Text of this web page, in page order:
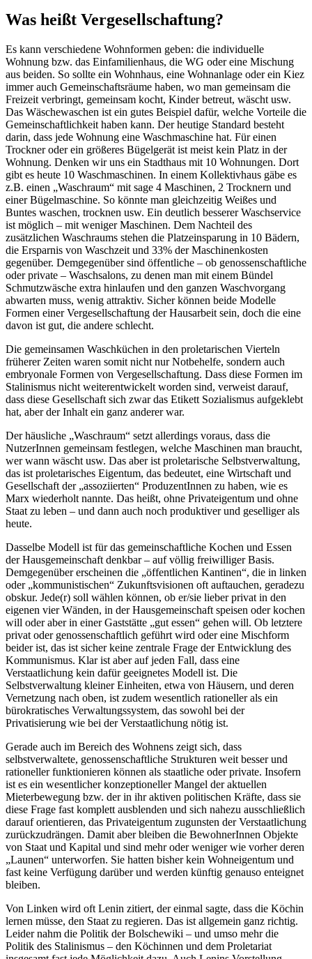
Was heißt Vergesellschaftung?
Es kann verschiedene Wohnformen geben: die individuelle
Wohnung bzw. das Einfamilienhaus, die WG oder eine Mischung
aus beiden. So sollte ein Wohnhaus, eine Wohnanlage oder ein Kiez
immer auch Gemeinschaftsräume haben, wo man gemeinsam die
Freizeit verbringt, gemeinsam kocht, Kinder betreut, wäscht usw.
Das Wäschewaschen ist ein gutes Beispiel dafür, welche Vorteile die
Gemeinschaftlichkeit haben kann. Der heutige Standard besteht
darin, dass jede Wohnung eine Waschmaschine hat. Für einen
Trockner oder ein größeres Bügelgerät ist meist kein Platz in der
Wohnung. Denken wir uns ein Stadthaus mit 10 Wohnungen. Dort
gibt es heute 10 Waschmaschinen. In einem Kollektivhaus gäbe es
z.B. einen „Waschraum“ mit sage 4 Maschinen, 2 Trocknern und
einer Bügelmaschine. So könnte man gleichzeitig Weißes und
Buntes waschen, trocknen usw. Ein deutlich besserer Waschservice
ist möglich – mit weniger Maschinen. Dem Nachteil des
zusätzlichen Waschraums stehen die Platzeinsparung in 10 Bädern,
die Ersparnis von Waschzeit und 33% der Maschinenkosten
gegenüber. Demgegenüber sind öffentliche – ob genossenschaftliche
oder private – Waschsalons, zu denen man mit einem Bündel
Schmutzwäsche extra hinlaufen und den ganzen Waschvorgang
abwarten muss, wenig attraktiv. Sicher können beide Modelle
Formen einer Vergesellschaftung der Hausarbeit sein, doch die eine
davon ist gut, die andere schlecht.
Die gemeinsamen Waschküchen in den proletarischen Vierteln
früherer Zeiten waren somit nicht nur Notbehelfe, sondern auch
embryonale Formen von Vergesellschaftung. Dass diese Formen im
Stalinismus nicht weiterentwickelt worden sind, verweist darauf,
dass diese Gesellschaft sich zwar das Etikett Sozialismus aufgeklebt
hat, aber der Inhalt ein ganz anderer war.
Der häusliche „Waschraum“ setzt allerdings voraus, dass die
NutzerInnen gemeinsam festlegen, welche Maschinen man braucht,
wer wann wäscht usw. Das aber ist proletarische Selbstverwaltung,
das ist proletarisches Eigentum, das bedeutet, eine Wirtschaft und
Gesellschaft der „assoziierten“ ProduzentInnen zu haben, wie es
Marx wiederholt nannte. Das heißt, ohne Privateigentum und ohne
Staat zu leben – und dann auch noch produktiver und geselliger als
heute.
Dasselbe Modell ist für das gemeinschaftliche Kochen und Essen
der Hausgemeinschaft denkbar – auf völlig freiwilliger Basis.
Demgegenüber erscheinen die „öffentlichen Kantinen“, die in linken
oder „kommunistischen“ Zukunftsvisionen oft auftauchen, geradezu
obskur. Jede(r) soll wählen können, ob er/sie lieber privat in den
eigenen vier Wänden, in der Hausgemeinschaft speisen oder kochen
will oder aber in einer Gaststätte „gut essen“ gehen will. Ob letztere
privat oder genossenschaftlich geführt wird oder eine Mischform
beider ist, das ist sicher keine zentrale Frage der Entwicklung des
Kommunismus. Klar ist aber auf jeden Fall, dass eine
Verstaatlichung kein dafür geeignetes Modell ist. Die
Selbstverwaltung kleiner Einheiten, etwa von Häusern, und deren
Vernetzung nach oben, ist zudem wesentlich rationeller als ein
bürokratisches Verwaltungssystem, das sowohl bei der
Privatisierung wie bei der Verstaatlichung nötig ist.
Gerade auch im Bereich des Wohnens zeigt sich, dass
selbstverwaltete, genossenschaftliche Strukturen weit besser und
rationeller funktionieren können als staatliche oder private. Insofern
ist es ein wesentlicher konzeptioneller Mangel der aktuellen
Mieterbewegung bzw. der in ihr aktiven politischen Kräfte, dass sie
diese Frage fast komplett ausblenden und sich nahezu ausschließlich
darauf orientieren, das Privateigentum zugunsten der Verstaatlichung
zurückzudrängen. Damit aber bleiben die BewohnerInnen Objekte
von Staat und Kapital und sind mehr oder weniger wie vorher deren
„Launen“ unterworfen. Sie hatten bisher kein Wohneigentum und
fast keine Verfügung darüber und werden künftig genauso enteignet
bleiben.
Von Linken wird oft Lenin zitiert, der einmal sagte, dass die Köchin
lernen müsse, den Staat zu regieren. Das ist allgemein ganz richtig.
Leider nahm die Politik der Bolschewiki – und umso mehr die
Politik des Stalinismus – den Köchinnen und dem Proletariat